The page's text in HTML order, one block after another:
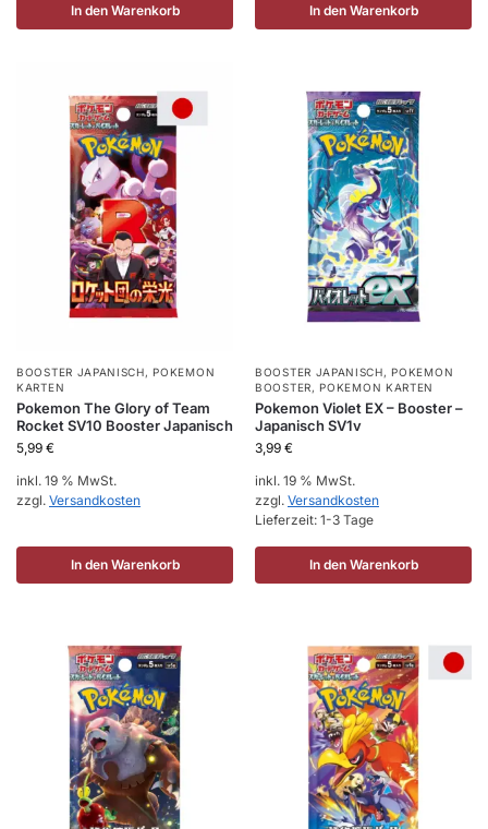
In den Warenkorb In den Warenkorb
BOOSTER JAPANISCH,POKEMON
KARTEN
Pokemon The Glory of Team
Rocket SV10 Booster Japanisch
5,99 €
inkl. 19 % MwSt.
zzgl. Versandkosten
In den Warenkorb
BOOSTER JAPANISCH,POKEMON
BOOSTER,POKEMON KARTEN
Pokemon Violet EX – Booster –
Japanisch SV1v
3,99 €
inkl. 19 % MwSt.
zzgl. Versandkosten
Lieferzeit: 1-3 Tage
In den Warenkorb